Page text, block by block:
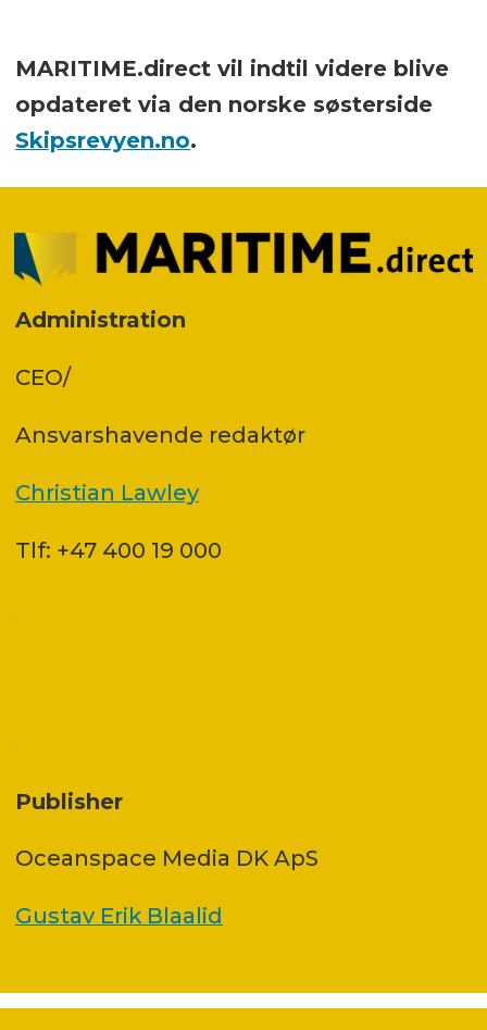
MARITIME.direct vil indtil videre blive
opdateret via den norske søsterside
Skipsrevyen.no.
Administration
CEO/
Ansvars­havende redaktør
Christian Lawley
Tlf: +47 400 19 000
Publisher
Oceanspace Media DK ApS
Gustav Erik Blaalid